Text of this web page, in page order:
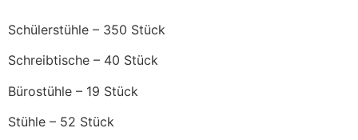
Schülerstühle – 350 Stück
Schreibtische – 40 Stück
Bürostühle – 19 Stück
Stühle – 52 Stück